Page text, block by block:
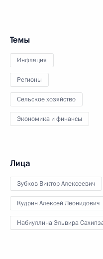
Темы
Инфляция
Регионы
Сельское хозяйство
Экономика и финансы
Лица
Зубков Виктор Алексеевич
Кудрин Алексей Леонидович
Набиуллина Эльвира